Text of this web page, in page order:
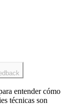
entender cómo
técnicas son